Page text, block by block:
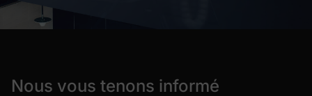
Nous vous tenons informé